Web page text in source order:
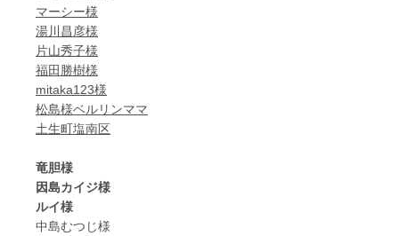
マーシー様
湯川昌彦様
片山秀子様
福田勝樹様
mitaka123様
松島様ベルリンママ
土生町塩南区
竜胆様
因島カイジ様
ルイ様
中島むつじ様